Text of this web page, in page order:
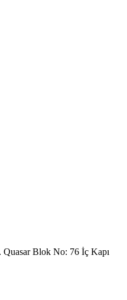
Blok No: 76 İç Kapı